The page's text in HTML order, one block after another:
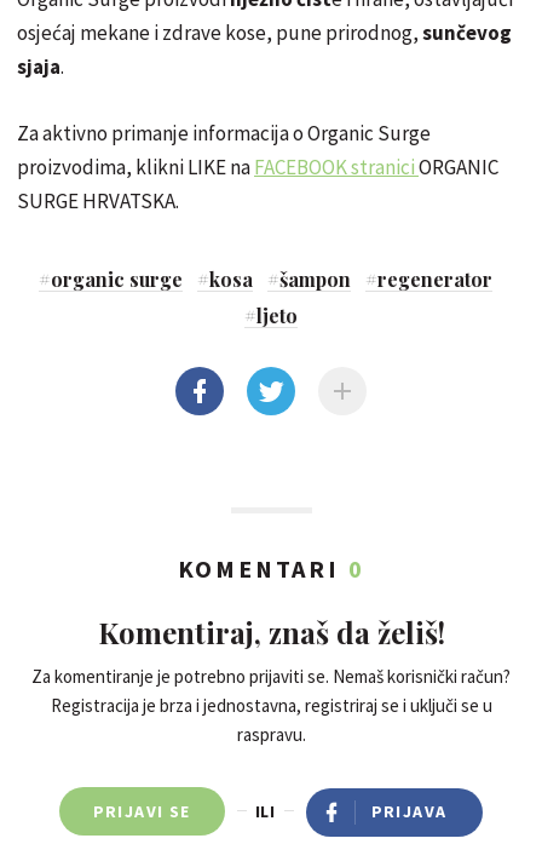
osjećaj mekane i zdrave kose, pune prirodnog,sunčevog
sjaja.
Za aktivno primanje informacija o Organic Surge
proizvodima, klikni LIKE naFACEBOOK straniciORGANIC
SURGE HRVATSKA.
#organic surge #kosa #šampon #regenerator
#ljeto
KOMENTARI 0
Komentiraj, znaš da želiš!
Za komentiranje je potrebno prijaviti se. Nemaš korisnički račun?
Registracija je brza i jednostavna, registriraj se i uključi se u
raspravu.
PRIJAVI SE ILI PRIJAVA